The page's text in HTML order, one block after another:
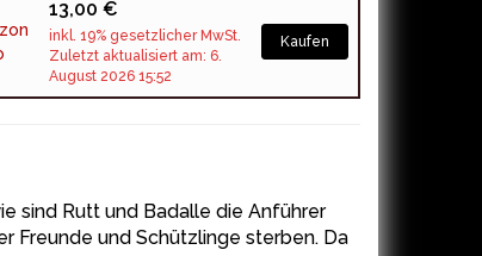
13,00 €
inkl. 19% gesetzlicher MwSt.
Zuletzt aktualisiert am: 6.
August 2026 15:52
Kaufen
sind Rutt und Badalle die Anführer
Freunde und Schützlinge sterben. Da